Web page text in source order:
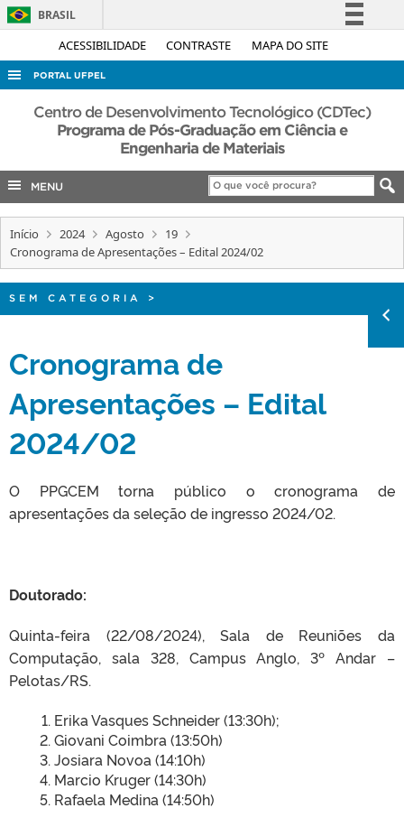
ACESSIBILIDADE CONTRASTE MAPA DO SITE
BRASIL
Simplifique!
Acesso à informação
Legislação
Canais
PORTAL UFPEL
ACESSO À INFORMAÇÃO
AUDITORIA
EDITAIS
INTERNACIONAL
Centro de Desenvolvimento Tecnológico (CDTec)
Programa de Pós-Graduação em Ciência e
Engenharia de Materiais
MENU
Início 2024 Agosto
19
Cronograma de Apresentações – Edital 2024/02
SEM CATEGORIA >
Cronograma de
Apresentações – Edital
2024/02
O PPGCEM torna público o cronograma de
apresentações da seleção de ingresso 2024/02.
Doutorado:
Quinta-feira (22/08/2024), Sala de Reuniões da
Computação, sala 328, Campus Anglo, 3º Andar –
Pelotas/RS.
Erika Vasques Schneider (13:30h);
Giovani Coimbra (13:50h)
Josiara Novoa (14:10h)
Marcio Kruger (14:30h)
Rafaela Medina (14:50h)